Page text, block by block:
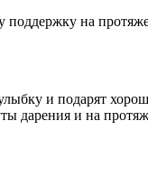
поддержку на
и подарят
дарения и на